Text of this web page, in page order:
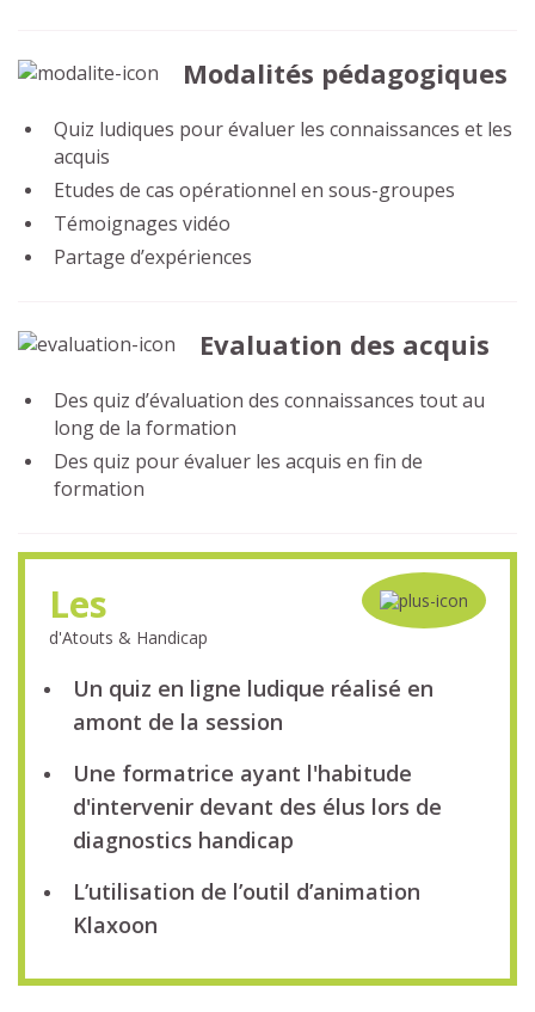
Modalités pédagogiques
Quiz ludiques pour évaluer les connaissances et les
acquis
Etudes de cas opérationnel en sous-groupes
Témoignages vidéo
Partage d’expériences
Evaluation des acquis
Des quiz d’évaluation des connaissances tout au
long de la formation
Des quiz pour évaluer les acquis en fin de
formation
Les
d'Atouts & Handicap
Un quiz en ligne ludique réalisé en
amont de la session
Une formatrice ayant l'habitude
d'intervenir devant des élus lors de
diagnostics handicap
L’utilisation de l’outil d’animation
Klaxoon